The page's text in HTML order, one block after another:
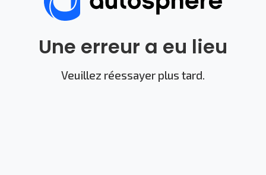
Une erreur a eu lieu
Veuillez réessayer plus tard.